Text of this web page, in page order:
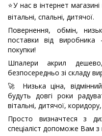
⭐У нас в інтернет
вітальні, спальні, дитячої.
Повернення, обмін,
поставки від
покупки!
Шпалери акрил дешево,
безпосередньо зі складу
🚀
Низька ціна,
будуть довгі роки
вітальні, дитячої,
Просто визначтеся з
спеціаліст допоможе Вам